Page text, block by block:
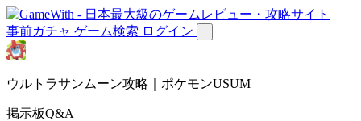
事前ガチャ ゲーム検索 ログイン
ウルトラサンムーン攻略｜ポケモンUSUM
掲示板Q&A